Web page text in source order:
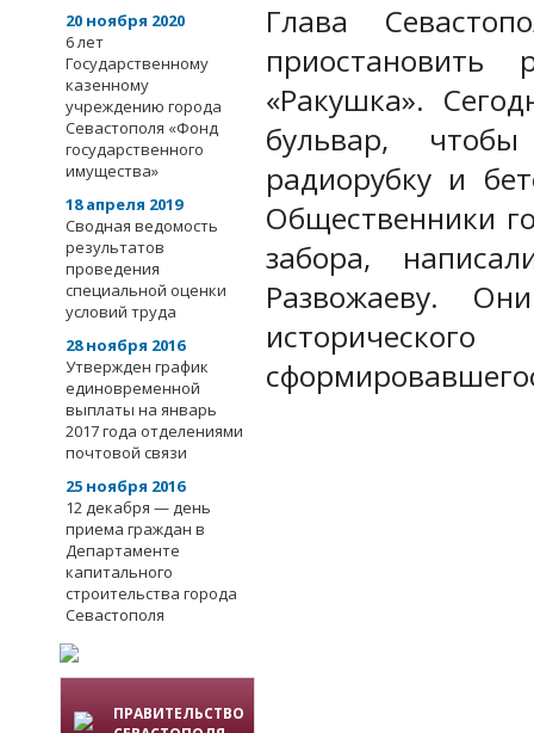
20 ноября 2020
6 лет
Государственному
казенному
учреждению города
Севастополя «Фонд
государственного
имущества»
18 апреля 2019
Сводная ведомость
результатов
проведения
специальной оценки
условий труда
28 ноября 2016
Утвержден график
единовременной
выплаты на январь
2017 года отделениями
почтовой связи
25 ноября 2016
12 декабря — день
приема граждан в
Департаменте
капитального
строительства города
Севастополя
ПРАВИТЕЛЬСТВО
Глава
приостановить
«Ракушка».
бульвар,
радиорубку и
Общественники
забора,
Развожаеву.